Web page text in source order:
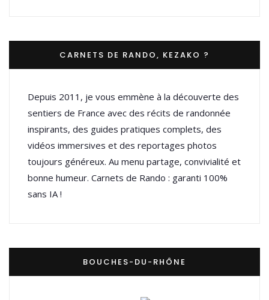
CARNETS DE RANDO, KEZAKO ?
Depuis 2011, je vous emmène à la découverte des
sentiers de France avec des récits de randonnée
inspirants, des guides pratiques complets, des
vidéos immersives et des reportages photos
toujours généreux. Au menu partage, convivialité et
bonne humeur. Carnets de Rando : garanti 100%
sans IA !
BOUCHES-DU-RHÔNE